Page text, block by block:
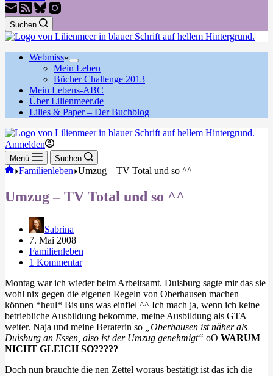
Suchen
Webmiss
Mein Leben
Bücher Challenge 2013
Mein Lebens-ABC
Über Lilienmeer.de
Lilies & Paper – Der Buchblog
Anmelden
Menü Suchen
Start
Familienleben Umzug – TV Total und so ^^
Umzug – TV Total und so ^^
Sabrina
7. Mai 2008
Familienleben
1 Kommentar
Montag war ich wieder beim Arbeitsamt. Duisburg sagte mir das sie
wohl nix gegen die eigenen Regeln von Oberhausen machen
können *heul* Bis uns was einfiel ^^ Ich mach ja, wenn ich keine
betriebliche Ausbildung bekomme, meine Ausbildung als GTA
weiter. Naja und meine Beraterin so
„Oberhausen ist näher als
Duisburg an Essen, also ist der Umzug genehmigt“ oO WARUM
NICHT GLEICH SO?????
Doch nun brauchte die nen Zettel woraus bestätigt ist das ich die